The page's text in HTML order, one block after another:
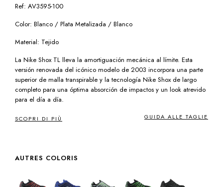
Ref: AV3595-100
Color: Blanco / Plata Metalizada / Blanco
Material: Tejido
La Nike Shox TL lleva la amortiguación mecánica al límite. Esta
versión renovada del icónico modelo de 2003 incorpora una parte
superior de malla transpirable y la tecnología Nike Shox de largo
completo para una óptima absorción de impactos y un look atrevido
para el día a día.
SCOPRI DI PIÙ GUIDA ALLE TAGLIE
AUTRES COLORIS